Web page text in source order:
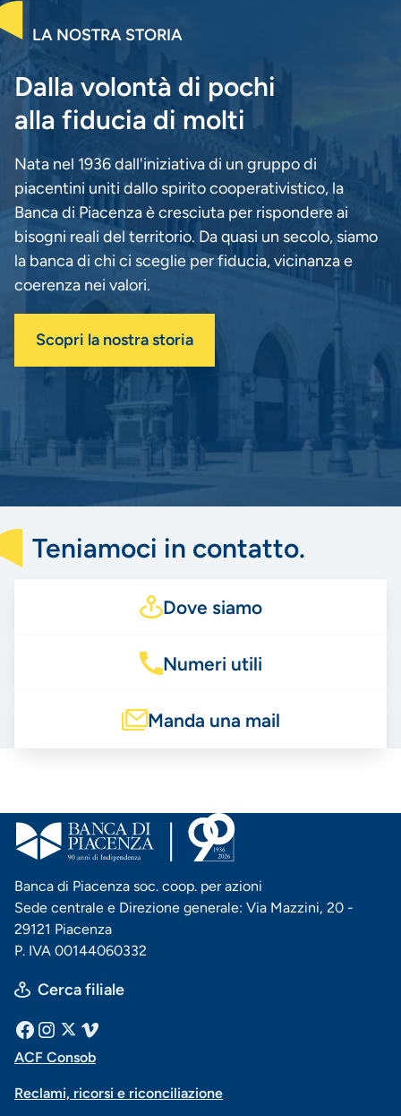
LA NOSTRA STORIA
Dalla volontà di pochi
alla fiducia di molti
Nata nel 1936 dall'iniziativa di un gruppo di
piacentini uniti dallo spirito cooperativistico, la
Banca di Piacenza è cresciuta per rispondere ai
bisogni reali del territorio. Da quasi un secolo, siamo
la banca di chi ci sceglie per fiducia, vicinanza e
coerenza nei valori.
Scopri la nostra storia
Teniamoci in contatto.
Dove siamo
Numeri utili
Manda una mail
Banca di Piacenza soc. coop. per azioni
Sede centrale e Direzione generale: Via Mazzini, 20 -
29121 Piacenza
P. IVA 00144060332
Cerca filiale
Menu
social
Facebook
InstagramVimeo
Menu
ACF Consob
Reclami, ricorsi e riconciliazione